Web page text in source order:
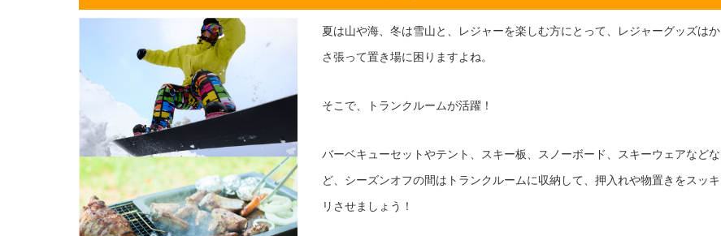
夏は山や海、冬は雪山と、レジャーを楽しむ方にとって、レジャーグッズはか
さ張って置き場に困りますよね。
そこで、トランクルームが活躍！
バーベキューセットやテント、スキー板、スノーボード、スキーウェアなどな
ど、シーズンオフの間はトランクルームに収納して、押入れや物置きをスッキ
リさせましょう！